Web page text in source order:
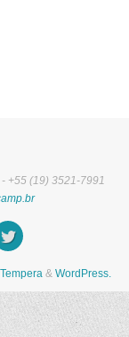
+55 (19) 3521-7991
Tempera & WordPress.